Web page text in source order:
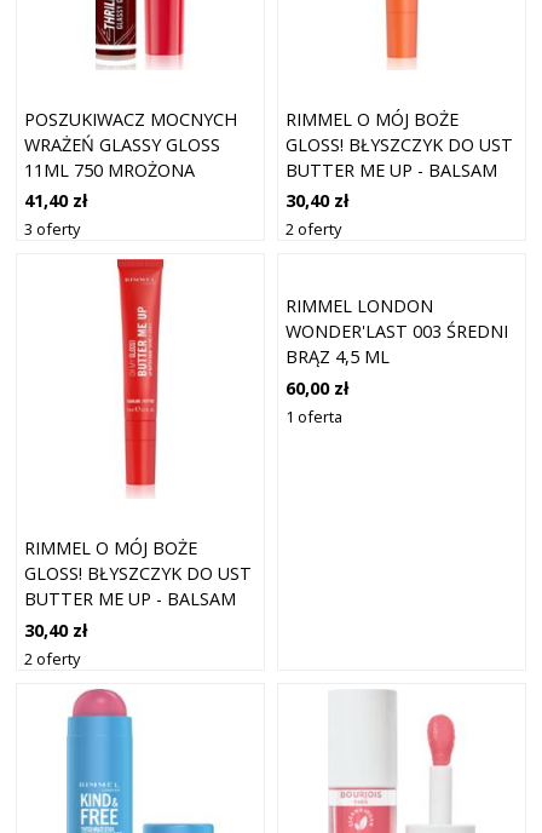
POSZUKIWACZ MOCNYCH
WRAŻEŃ GLASSY GLOSS
11ML 750 MROŻONA
JAGODA
41,40 zł
3 oferty
RIMMEL O MÓJ BOŻE
GLOSS! BŁYSZCZYK DO UST
BUTTER ME UP - BALSAM
DO UST ULTRA MASŁO
NAWILŻAJĄCE 15 ML 005
CORAL BREEZE
30,40 zł
2 oferty
RIMMEL O MÓJ BOŻE
GLOSS! BŁYSZCZYK DO UST
BUTTER ME UP - BALSAM
DO UST ULTRA MASŁO
NAWILŻAJĄCE 15 ML 004
RED VELVET
30,40 zł
2 oferty
RIMMEL LONDON
WONDER'LAST 003 ŚREDNI
BRĄZ 4,5 ML
60,00 zł
1 oferta